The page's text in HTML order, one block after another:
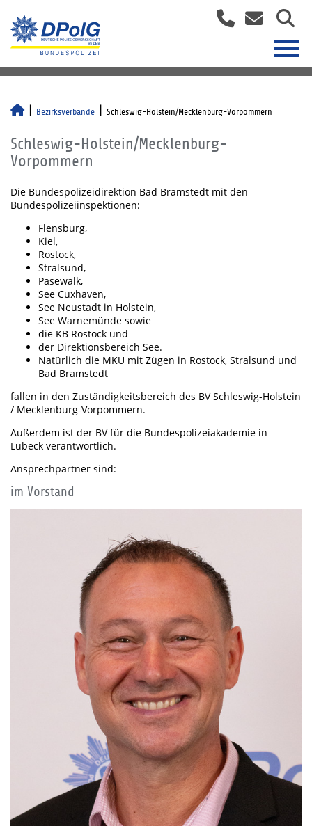
Bezirksverbände Schleswig-Holstein/Mecklenburg-Vorpommern
Schleswig-Holstein/Mecklenburg-
Vorpommern
Die Bundespolizeidirektion Bad Bramstedt mit den
Bundespolizeiinspektionen:
Flensburg,
Kiel,
Rostock,
Stralsund,
Pasewalk,
See Cuxhaven,
See Neustadt in Holstein,
See Warnemünde sowie
die KB Rostock und
der Direktionsbereich See.
Natürlich die MKÜ mit Zügen in Rostock, Stralsund und
Bad Bramstedt
fallen in den Zuständigkeitsbereich des BV Schleswig-Holstein
/ Mecklenburg-Vorpommern.
Außerdem ist der BV für die Bundespolizeiakademie in
Lübeck verantwortlich.
Ansprechpartner sind:
im Vorstand